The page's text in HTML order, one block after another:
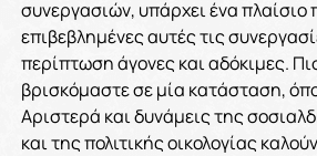
συνεργασιών, υπάρχει ένα πλαίσιο
επιβεβλημένες αυτές τις
περίπτωση άγονες και αδόκιμες.
βρισκόμαστε σε μία κατάσταση,
Αριστερά και δυνάμεις της
και της πολιτικής οικολογίας